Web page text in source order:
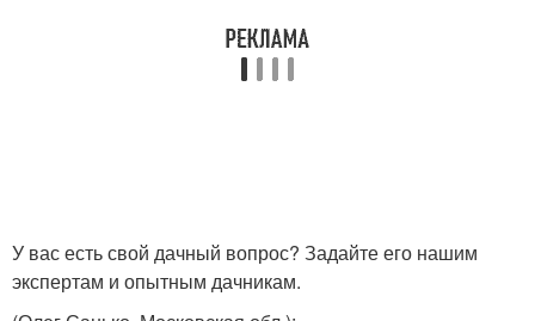
У вас есть свой дачный вопрос? Задайте его нашим
экспертам и опытным дачникам.